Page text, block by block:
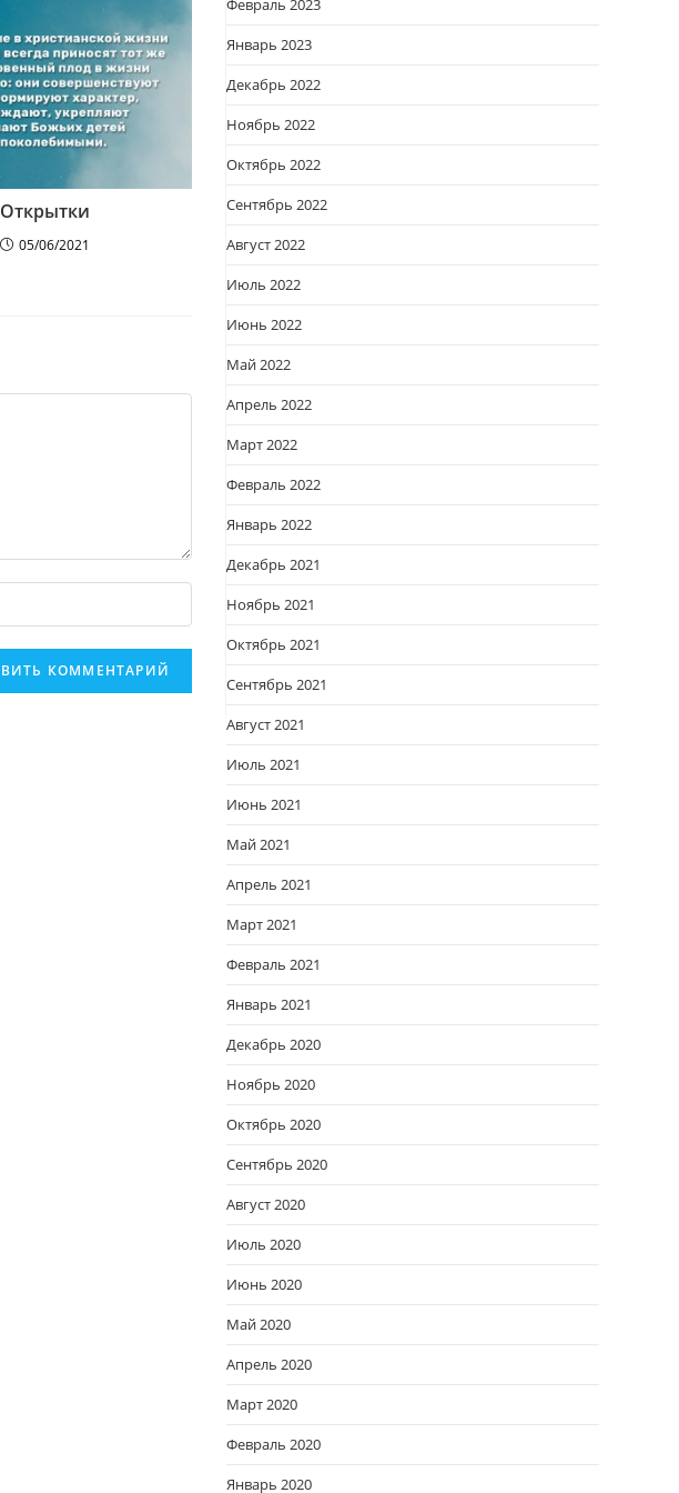
Открытки
05/06/2021
Февраль 2023
Январь 2023
Декабрь 2022
Ноябрь 2022
Октябрь 2022
Сентябрь 2022
Август 2022
Июль 2022
Июнь 2022
Май 2022
Апрель 2022
Март 2022
Февраль 2022
Январь 2022
Декабрь 2021
Ноябрь 2021
Октябрь 2021
Сентябрь 2021
Август 2021
Июль 2021
Июнь 2021
Май 2021
Апрель 2021
Март 2021
Февраль 2021
Январь 2021
Декабрь 2020
Ноябрь 2020
Октябрь 2020
Сентябрь 2020
Август 2020
Июль 2020
Июнь 2020
Май 2020
Апрель 2020
Март 2020
Февраль 2020
Январь 2020